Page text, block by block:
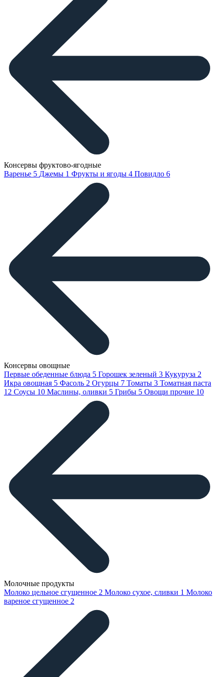
Консервы фруктово-ягодные
Варенье 5 Джемы 1 Фрукты и ягоды 4 Повидло 6
Консервы овощные
Первые обеденные блюда 5 Горошек зеленый 3 Кукуруза 2
Икра овощная 5 Фасоль 2 Огурцы 7 Томаты 3 Томатная паста
12 Соусы 10 Маслины, оливки 5 Грибы 5 Овощи прочие 10
Молочные продукты
Молоко цельное сгущенное 2 Молоко сухое, сливки 1 Молоко
вареное сгущенное 2